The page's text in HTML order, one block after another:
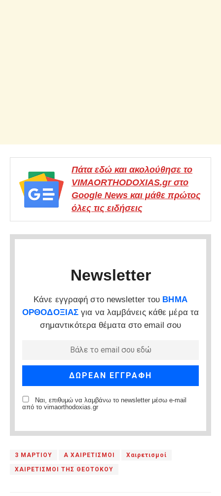
Πάτα εδώ και ακολούθησε το
VIMAORTHODOXIAS.gr στο
Google News και μάθε πρώτος
όλες τις ειδήσεις
Newsletter
Κάνε εγγραφή στο newsletter του ΒΗΜΑ
ΟΡΘΟΔΟΞΙΑΣ για να λαμβάνεις κάθε μέρα τα
σημαντικότερα θέματα στο email σου
Ναι, επιθυμώ να λαμβάνω το newsletter μέσω e-mail
από το vimaorthodoxias.gr
3 ΜΑΡΤΙΟΥ Α ΧΑΙΡΕΤΙΣΜΟΙ Χαιρετισμοί
ΧΑΙΡΕΤΙΣΜΟΙ ΤΗΣ ΘΕΟΤΟΚΟΥ